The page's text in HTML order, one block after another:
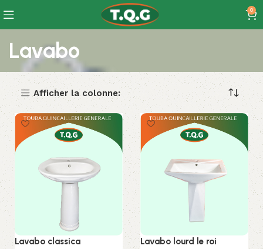
0
Lavabo
Afficher la colonne:
Lavabo classica Lavabo lourd le roi